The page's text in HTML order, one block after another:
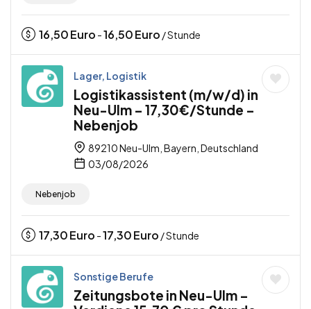
16,50Euro -16,50Euro / Stunde
Lager, Logistik
Logistikassistent (m/w/d) in
Neu-Ulm – 17,30€/Stunde –
Nebenjob
89210 Neu-Ulm, Bayern, Deutschland
03/08/2026
Nebenjob
17,30Euro -17,30Euro / Stunde
Sonstige Berufe
Zeitungsbote in Neu-Ulm –